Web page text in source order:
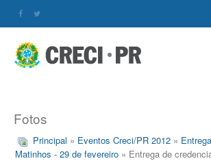
Fotos
Principal » Eventos Creci/PR 2012 »
Matinhos - 29 de fevereiro » Entrega de